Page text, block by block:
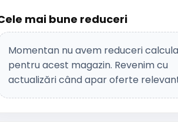
mai bune reduceri
Momentan nu avem reduceri
pentru acest magazin. Revenim cu
actualizări când apar oferte